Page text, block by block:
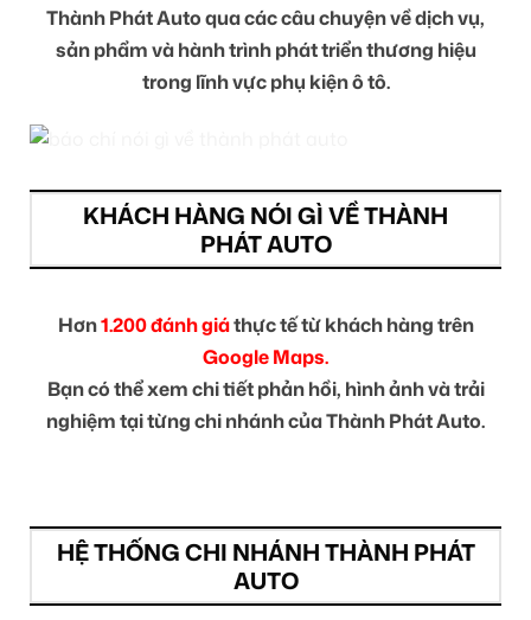
Thành Phát Auto qua các câu chuyện về dịch vụ,
sản phẩm và hành trình phát triển thương hiệu
trong lĩnh vực phụ kiện ô tô.
KHÁCH HÀNG NÓI GÌ VỀ THÀNH
PHÁT AUTO
Hơn1.200 đánh giáthực tế từ khách hàng trên
Google Maps.
Bạn có thể xem chi tiết phản hồi, hình ảnh và trải
nghiệm tại từng chi nhánh của Thành Phát Auto.
HỆ THỐNG CHI NHÁNH THÀNH PHÁT
AUTO